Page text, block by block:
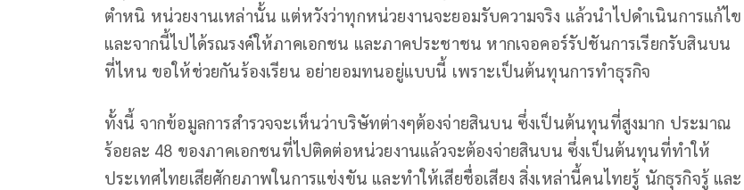
ตำหนิ หน่วยงานเหล่านั้น แต่หวังว่าทุกหน่วยงานจะยอมรับความจริง แล้วนำไปดำเนินการแก้ไข
และจากนี้ไปได้รณรงค์ให้ภาคเอกชน และภาคประชาชน หากเจอคอร์รัปชันการเรียกรับสินบน
ที่ไหน ขอให้ช่วยกันร้องเรียน อย่ายอมทนอยู่แบบนี้ เพราะเป็นต้นทุนการทำธุรกิจ
ทั้งนี้ จากข้อมูลการสำรวจจะเห็นว่าบริษัทต่างๆต้องจ่ายสินบน ซึ่งเป็นต้นทุนที่สูงมาก ประมาณ
ร้อยละ 48 ของภาคเอกชนที่ไปติดต่อหน่วยงานแล้วจะต้องจ่ายสินบน ซึ่งเป็นต้นทุนที่ทำให้
ประเทศไทยเสียศักยภาพในการแข่งขัน และทำให้เสียชื่อเสียง สิ่งเหล่านี้คนไทยรู้ นักธุรกิจรู้ และ